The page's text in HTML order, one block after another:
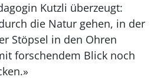
Kutzli überzeugt:
die Natur gehen, in der
Stöpsel in den Ohren
forschendem Blick noch